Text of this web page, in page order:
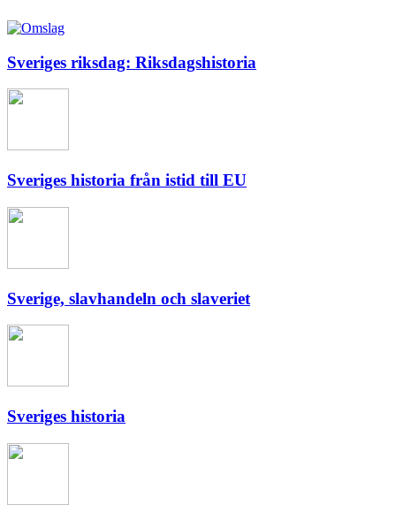
Sveriges riksdag: Riksdagshistoria
Sveriges historia från istid till EU
Sverige, slavhandeln och slaveriet
Sveriges historia